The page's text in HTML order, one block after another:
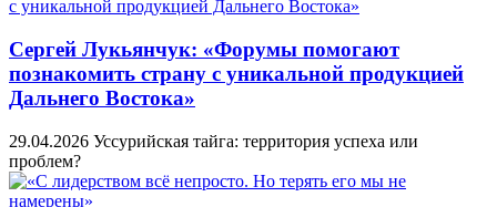
Сергей Лукьянчук: «Форумы помогают
познакомить страну с уникальной продукцией
Дальнего Востока»
29.04.2026 Уссурийская тайга: территория успеха или
проблем?